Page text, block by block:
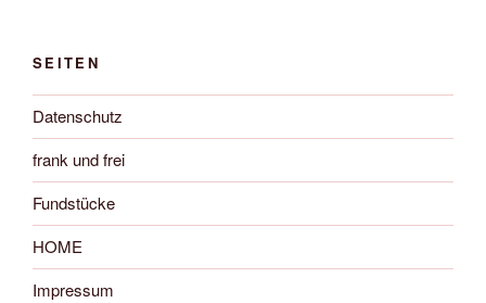
SEITEN
Datenschutz
frank und frei
Fundstücke
HOME
Impressum